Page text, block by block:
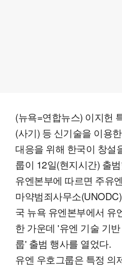
(뉴욕=연합뉴스) 이지헌
(사기) 등 신기술을 이용
대응을 위해 한국이 창설
룹이 12일(현지시간) 출
유엔본부에 따르면 주유
마약범죄사무소
국 뉴욕 유엔본부에서 유
한 가운데 '유엔 기술 기
룹' 출범 행사를 열었다.
유엔 우호그룹은 특정 의